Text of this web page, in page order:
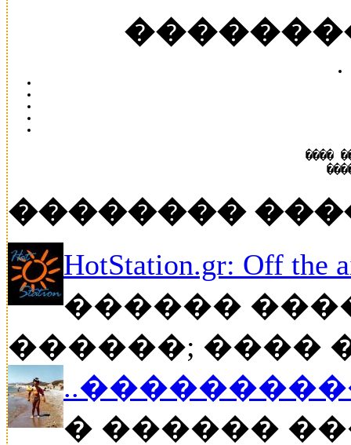
����
��������
HotStation.gr: Off the
������
������; ����
� ������